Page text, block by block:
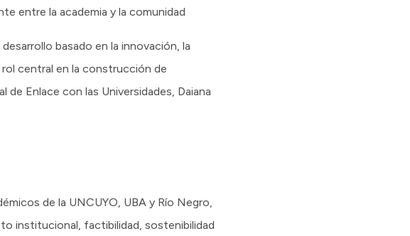
entre la academia y la comunidad
basado en la innovación, la
central en la construcción de
de Enlace con las Universidades, Daiana
de la UNCUYO, UBA y Río Negro,
institucional, factibilidad, sostenibilidad